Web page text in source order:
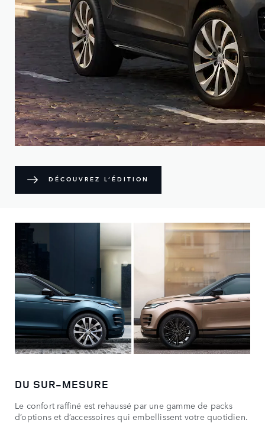
DÉCOUVREZ L’ÉDITION
DU SUR-MESURE
Le confort raffiné est rehaussé par une gamme de packs
d’options et d’accessoires qui embellissent votre quotidien.